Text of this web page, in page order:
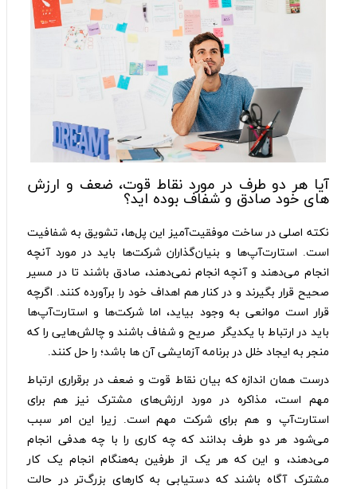
آیا هر دو طرف در مورد نقاط قوت، ضعف و ارزش
های خود صادق و شفاف بوده‌ اید؟
نکته اصلی در ساخت موفقیت‌آمیز این پل‌ها، تشویق به شفافیت
است. استارت‌آپ‌ها و بنیان‌گذاران شرکت‌ها باید در مورد آنچه
انجام می‌دهند و آنچه انجام نمی‌دهند، صادق باشند تا در مسیر
صحیح قرار بگیرند و در کنار هم اهداف خود را برآورده کنند. اگرچه
قرار است موانعی به وجود بیاید، اما شرکت‌ها و استارت‌آپ‌ها
باید در ارتباط با یکدیگر صریح و شفاف باشند و چالش‌هایی را که
منجر به ایجاد خلل در برنامه آزمایشی آن ها باشد؛ را حل کنند.
درست همان اندازه که بیان نقاط قوت و ضعف در برقراری ارتباط
مهم است، مذاکره در مورد ارزش‌های مشترک نیز هم برای
استارت‌آپ و هم برای شرکت مهم است. زیرا این امر سبب
می‌شود هر دو طرف بدانند که چه کاری را با چه هدفی انجام
می‌دهند، و این که هر یک از طرفین به‌هنگام انجام یک کار
مشترک آگاه باشند که دستیابی به کارهای بزرگ‌تر در حالت